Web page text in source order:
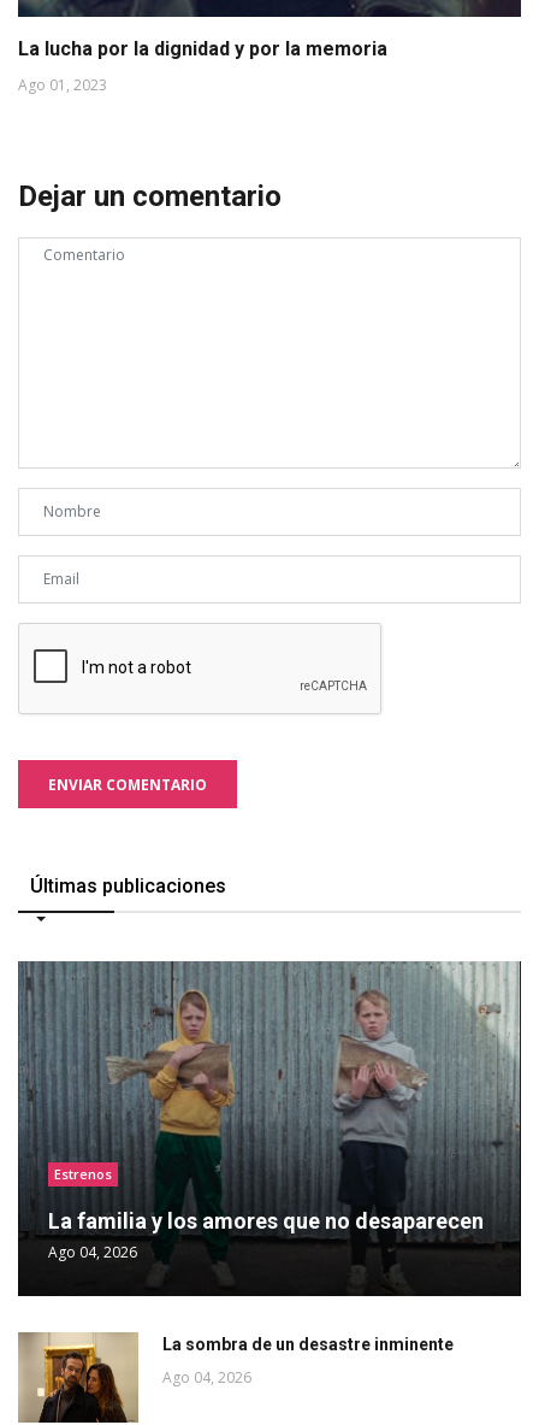
La lucha por la dignidad y por la memoria
Ago 01, 2023
Dejar un comentario
ENVIAR COMENTARIO
Últimas publicaciones
Estrenos
La familia y los amores que no desaparecen
Ago 04, 2026
La sombra de un desastre inminente
Ago 04, 2026